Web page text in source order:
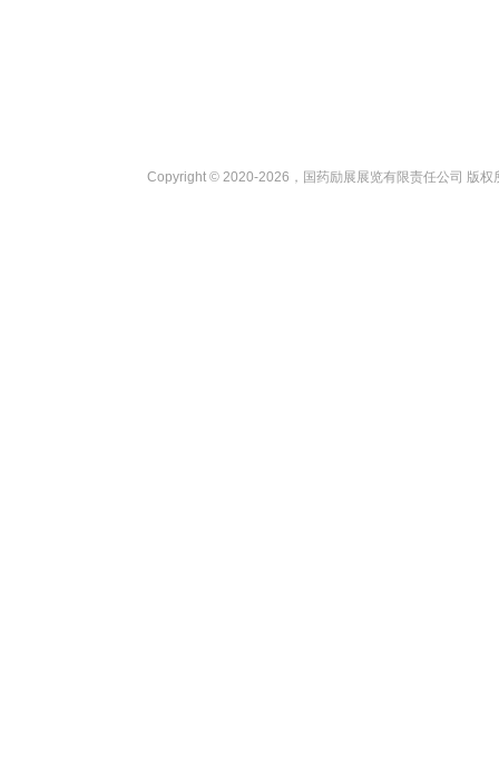
Copyright © 2020-2026，国药励展展览有限责任公司 版权